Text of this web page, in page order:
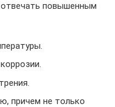
повышенным
причем не только